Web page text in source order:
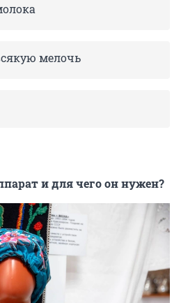
мелочь
и для чего он нужен?